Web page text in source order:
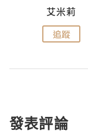
艾米莉
追蹤
發表評論